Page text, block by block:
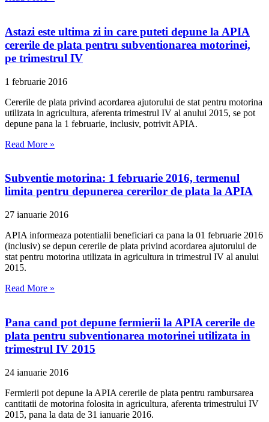
Astazi este ultima zi in care puteti depune la APIA
cererile de plata pentru subventionarea motorinei,
pe trimestrul IV
1 februarie 2016
Cererile de plata privind acordarea ajutorului de stat pentru motorina
utilizata in agricultura, aferenta trimestrul IV al anului 2015, se pot
depune pana la 1 februarie, inclusiv, potrivit APIA.
Read More »
Subventie motorina: 1 februarie 2016, termenul
limita pentru depunerea cererilor de plata la APIA
27 ianuarie 2016
APIA informeaza potentialii beneficiari ca pana la 01 februarie 2016
(inclusiv) se depun cererile de plata privind acordarea ajutorului de
stat pentru motorina utilizata in agricultura in trimestrul IV al anului
2015.
Read More »
Pana cand pot depune fermierii la APIA cererile de
plata pentru subventionarea motorinei utilizata in
trimestrul IV 2015
24 ianuarie 2016
Fermierii pot depune la APIA cererile de plata pentru rambursarea
cantitatii de motorina folosita in agricultura, aferenta trimestrului IV
2015, pana la data de 31 ianuarie 2016.